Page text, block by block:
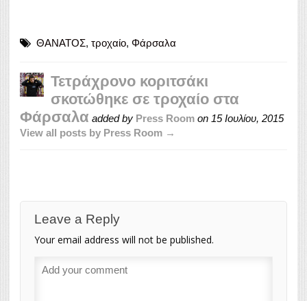
ΘΑΝΑΤΟΣ, τροχαίο, Φάρσαλα
Τετράχρονο κοριτσάκι
σκοτώθηκε σε τροχαίο στα
Φάρσαλα added by Press Room on 15 Ιουλίου, 2015
View all posts by Press Room →
Leave a Reply
Your email address will not be published.